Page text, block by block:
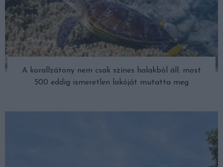
A korallzátony nem csak színes halakból áll: most
500 eddig ismeretlen lakóját mutatta meg